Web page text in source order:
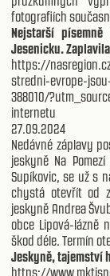
fotografiích
Nejstarší
Jesenicku.
https://
stredni-evrope-
388010/
internetu
27.09.2024
Nedávné záplavy
jeskyně Na
Supíkovic, se už s
chystá otevřít od
jeskyně Andrea
obce Lipová-lázně
škod déle. Termín
Jeskyně, tajemství